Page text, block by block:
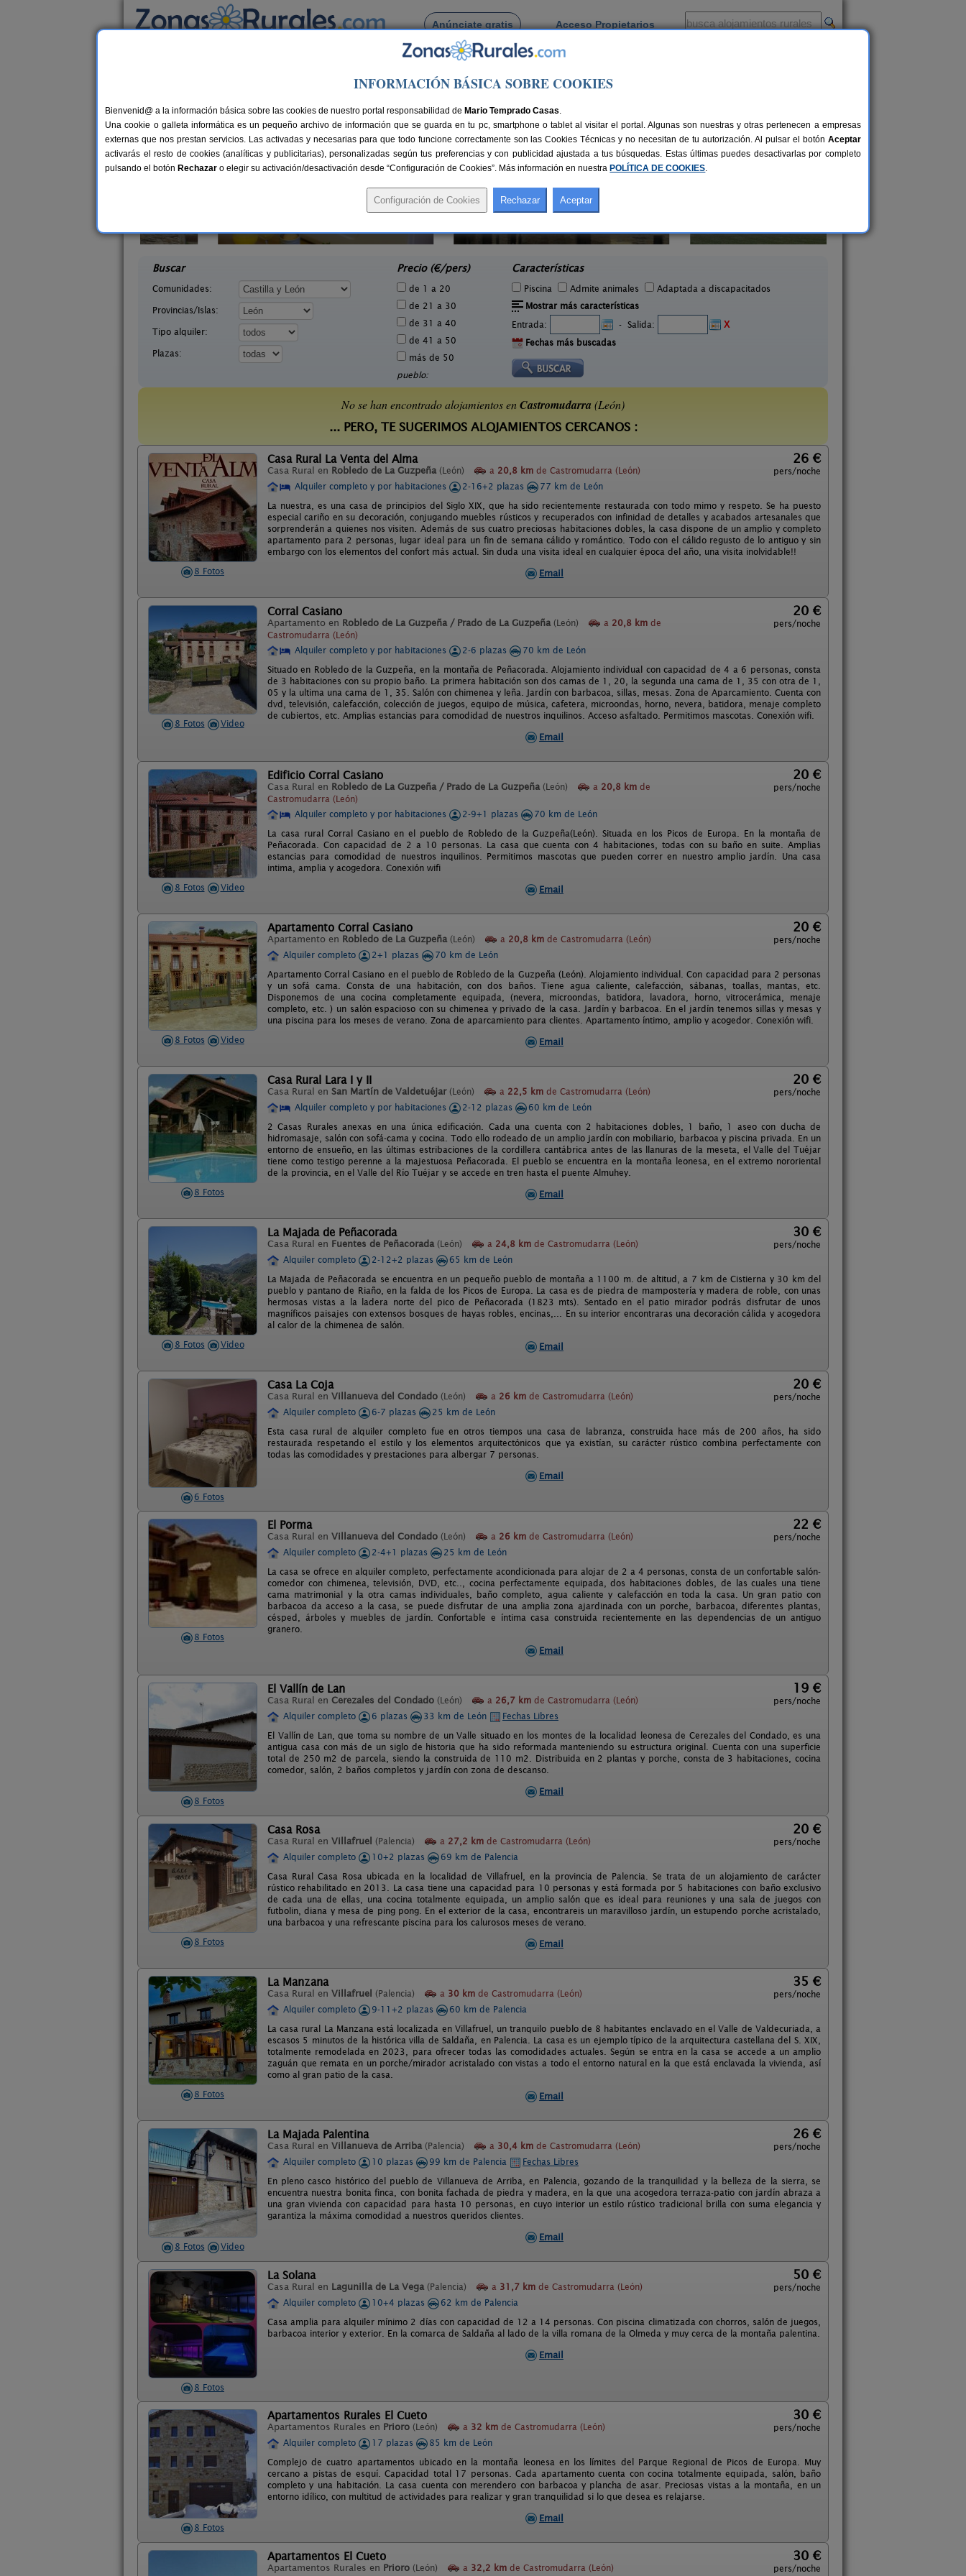
Anúnciate gratis Acceso Propietarios
Busca por pueblo
> Castromudarra
Casas Rurales cerca de Castromudarra
36 €
El Candil
Buscar
Comunidades:
Provincias/Islas:
Tipo alquiler:
Plazas:
Precio (€/pers)
de 1 a 20
de 21 a 30
de 31 a 40
de 41 a 50
más de 50
pueblo:
Características
Piscina Admite animales
Adaptada a discapacitados
Mostrar más características
Entrada:
- Salida:
X
Fechas más buscadas
No se han encontrado alojamientos enCastromudarra (León)
... PERO, TE SUGERIMOS ALOJAMIENTOS CERCANOS :
8 Fotos
Casa Rural La Venta del Alma
Casa Rural en Robledo de La Guzpeña (León) a 20,8 km de Castromudarra (León)
26 €
pers/noche
Alquiler completo y por habitaciones
2-16+2 plazas
77 km de León
La nuestra, es una casa de principios del Siglo XIX, que ha sido recientemente restaurada con todo mimo y respeto. Se ha puesto
especial cariño en su decoración, conjugando muebles rústicos y recuperados con infinidad de detalles y acabados artesanales que
sorprenderán a quienes nos visiten. Además de sus cuatro preciosas habitaciones dobles, la casa dispone de un amplio y completo
apartamento para 2 personas, lugar ideal para un fin de semana cálido y romántico. Todo con el cálido regusto de lo antiguo y sin
embargo con los elementos del confort más actual. Sin duda una visita ideal en cualquier época del año, una visita inolvidable!!
Email
8 Fotos Video
Corral Casiano
Apartamento en Robledo de La Guzpeña / Prado de La Guzpeña (León) a 20,8 km de
Castromudarra (León)
20 €
pers/noche
Alquiler completo y por habitaciones 2-6 plazas
70 km de León
Situado en Robledo de la Guzpeña, en la montaña de Peñacorada. Alojamiento individual con capacidad de 4 a 6 personas, consta
de 3 habitaciones con su propio baño. La primera habitación son dos camas de 1, 20, la segunda una cama de 1, 35 con otra de 1,
05 y la ultima una cama de 1, 35. Salón con chimenea y leña. Jardín con barbacoa, sillas, mesas. Zona de Aparcamiento. Cuenta con
dvd, televisión, calefacción, colección de juegos, equipo de música, cafetera, microondas, horno, nevera, batidora, menaje completo
de cubiertos, etc. Amplias estancias para comodidad de nuestros inquilinos. Acceso asfaltado. Permitimos mascotas. Conexión wifi.
Email
8 Fotos Video
Edificio Corral Casiano
Casa Rural en Robledo de La Guzpeña / Prado de La Guzpeña (León) a 20,8 km de
Castromudarra (León)
20 €
pers/noche
Alquiler completo y por habitaciones 2-9+1 plazas
70 km de León
La casa rural Corral Casiano en el pueblo de Robledo de la Guzpeña(León). Situada en los Picos de Europa. En la montaña de
Peñacorada. Con capacidad de 2 a 10 personas. La casa que cuenta con 4 habitaciones, todas con su baño en suite. Amplias
estancias para comodidad de nuestros inquilinos. Permitimos mascotas que pueden correr en nuestro amplio jardín. Una casa
intima, amplia y acogedora. Conexión wifi
Email
8 Fotos Video
Apartamento Corral Casiano
Apartamento en Robledo de La Guzpeña (León) a 20,8 km de Castromudarra (León)
20 €
pers/noche
Alquiler completo
2+1 plazas
70 km de León
Apartamento Corral Casiano en el pueblo de Robledo de la Guzpeña (León). Alojamiento individual. Con capacidad para 2 personas
y un sofá cama. Consta de una habitación, con dos baños. Tiene agua caliente, calefacción, sábanas, toallas, mantas, etc.
Disponemos de una cocina completamente equipada, (nevera, microondas, batidora, lavadora, horno, vitrocerámica, menaje
completo, etc. ) un salón espacioso con su chimenea y privado de la casa. Jardín y barbacoa. En el jardín tenemos sillas y mesas y
una piscina para los meses de verano. Zona de aparcamiento para clientes. Apartamento íntimo, amplio y acogedor. Conexión wifi.
Email
8 Fotos
Casa Rural Lara I y II
Casa Rural en San Martín de Valdetuéjar (León) a 22,5 km de Castromudarra (León)
20 €
pers/noche
Alquiler completo y por habitaciones
2-12 plazas
60 km de León
2 Casas Rurales anexas en una única edificación. Cada una cuenta con 2 habitaciones dobles, 1 baño, 1 aseo con ducha de
hidromasaje, salón con sofá-cama y cocina. Todo ello rodeado de un amplio jardín con mobiliario, barbacoa y piscina privada. En un
entorno de ensueño, en las últimas estribaciones de la cordillera cantábrica antes de las llanuras de la meseta, el Valle del Tuéjar
tiene como testigo perenne a la majestuosa Peñacorada. El pueblo se encuentra en la montaña leonesa, en el extremo nororiental
de la provincia, en el Valle del Río Tuéjar y se accede en tren hasta el puente Almuhey.
Email
8 Fotos Video
La Majada de Peñacorada
Casa Rural en Fuentes de Peñacorada (León) a 24,8 km de Castromudarra (León)
30 €
pers/noche
Alquiler completo
2-12+2 plazas
65 km de León
La Majada de Peñacorada se encuentra en un pequeño pueblo de montaña a 1100 m. de altitud, a 7 km de Cistierna y 30 km del
pueblo y pantano de Riaño, en la falda de los Picos de Europa. La casa es de piedra de mampostería y madera de roble, con unas
hermosas vistas a la ladera norte del pico de Peñacorada (1823 mts). Sentado en el patio mirador podrás disfrutar de unos
magníficos paisajes con extensos bosques de hayas robles, encinas,... En su interior encontraras una decoración cálida y acogedora
al calor de la chimenea de salón.
Email
6 Fotos
Casa La Coja
Casa Rural en Villanueva del Condado (León) a 26 km de Castromudarra (León)
20 €
pers/noche
Alquiler completo
6-7 plazas
25 km de León
Esta casa rural de alquiler completo fue en otros tiempos una casa de labranza, construida hace más de 200 años, ha sido
restaurada respetando el estilo y los elementos arquitectónicos que ya existían, su carácter rústico combina perfectamente con
todas las comodidades y prestaciones para albergar 7 personas.
Email
8 Fotos
El Porma
Casa Rural en Villanueva del Condado (León) a 26 km de Castromudarra (León)
22 €
pers/noche
Alquiler completo
2-4+1 plazas
25 km de León
La casa se ofrece en alquiler completo, perfectamente acondicionada para alojar de 2 a 4 personas, consta de un confortable salón-
comedor con chimenea, televisión, DVD, etc.., cocina perfectamente equipada, dos habitaciones dobles, de las cuales una tiene
cama matrimonial y la otra camas individuales, baño completo, agua caliente y calefacción en toda la casa. Un gran patio con
barbacoa da acceso a la casa, se puede disfrutar de una amplia zona ajardinada con un porche, barbacoa, diferentes plantas,
césped, árboles y muebles de jardín. Confortable e íntima casa construida recientemente en las dependencias de un antiguo
granero.
Email
8 Fotos
El Vallín de Lan
Casa Rural en Cerezales del Condado (León) a 26,7 km de Castromudarra (León)
19 €
pers/noche
Alquiler completo
6 plazas 33 km de León
Fechas Libres
El Vallín de Lan, que toma su nombre de un Valle situado en los montes de la localidad leonesa de Cerezales del Condado, es una
antigua casa con más de un siglo de historia que ha sido reformada manteniendo su estructura original. Cuenta con una superficie
total de 250 m2 de parcela, siendo la construida de 110 m2. Distribuida en 2 plantas y porche, consta de 3 habitaciones, cocina
comedor, salón, 2 baños completos y jardín con zona de descanso.
Email
8 Fotos
Casa Rosa
Casa Rural en Villafruel (Palencia) a 27,2 km de Castromudarra (León)
20 €
pers/noche
Alquiler completo
10+2 plazas
69 km de Palencia
Casa Rural Casa Rosa ubicada en la localidad de Villafruel, en la provincia de Palencia. Se trata de un alojamiento de carácter
rústico rehabilitado en 2013. La casa tiene una capacidad para 10 personas y está formada por 5 habitaciones con baño exclusivo
de cada una de ellas, una cocina totalmente equipada, un amplio salón que es ideal para reuniones y una sala de juegos con
futbolin, diana y mesa de ping pong. En el exterior de la casa, encontrareis un maravilloso jardín, un estupendo porche acristalado,
una barbacoa y una refrescante piscina para los calurosos meses de verano.
Email
8 Fotos
La Manzana
Casa Rural en Villafruel (Palencia) a 30 km de Castromudarra (León)
35 €
pers/noche
Alquiler completo
9-11+2 plazas
60 km de Palencia
La casa rural La Manzana está localizada en Villafruel, un tranquilo pueblo de 8 habitantes enclavado en el Valle de Valdecuriada, a
escasos 5 minutos de la histórica villa de Saldaña, en Palencia. La casa es un ejemplo típico de la arquitectura castellana del S. XIX,
totalmente remodelada en 2023, para ofrecer todas las comodidades actuales. Según se entra en la casa se accede a un amplio
zaguán que remata en un porche/mirador acristalado con vistas a todo el entorno natural en la que está enclavada la vivienda, así
como al gran patio de la casa.
Email
8 Fotos Video
La Majada Palentina
Casa Rural en Villanueva de Arriba (Palencia) a 30,4 km de Castromudarra (León)
26 €
pers/noche
Alquiler completo
10 plazas 99 km de Palencia
Fechas Libres
En pleno casco histórico del pueblo de Villanueva de Arriba, en Palencia, gozando de la tranquilidad y la belleza de la sierra, se
encuentra nuestra bonita finca, con bonita fachada de piedra y madera, en la que una acogedora terraza-patio con jardín abraza a
una gran vivienda con capacidad para hasta 10 personas, en cuyo interior un estilo rústico tradicional brilla con suma elegancia y
garantiza la máxima comodidad a nuestros queridos clientes.
Email
8 Fotos
La Solana
Casa Rural en Lagunilla de La Vega (Palencia) a 31,7 km de Castromudarra (León)
50 €
pers/noche
Alquiler completo
10+4 plazas
62 km de Palencia
Casa amplia para alquiler mínimo 2 días con capacidad de 12 a 14 personas. Con piscina climatizada con chorros, salón de juegos,
barbacoa interior y exterior. En la comarca de Saldaña al lado de la villa romana de la Olmeda y muy cerca de la montaña palentina.
Email
8 Fotos
Apartamentos Rurales El Cueto
Apartamentos Rurales en Prioro (León) a 32 km de Castromudarra (León)
30 €
pers/noche
Alquiler completo
17 plazas
85 km de León
Complejo de cuatro apartamentos ubicado en la montaña leonesa en los límites del Parque Regional de Picos de Europa. Muy
cercano a pistas de esquí. Capacidad total 17 personas. Cada apartamento cuenta con cocina totalmente equipada, salón, baño
completo y una habitación. La casa cuenta con merendero con barbacoa y plancha de asar. Preciosas vistas a la montaña, en un
entorno idílico, con multitud de actividades para realizar y gran tranquilidad si lo que desea es relajarse.
Email
Apartamentos El Cueto
Apartamentos Rurales en Prioro (León) a 32,2 km de Castromudarra (León)
30 €
pers/noche
INFORMACIÓN BÁSICA SOBRE COOKIES
Bienvenid@ a la información básica sobre las cookies de nuestro portal responsabilidad de Mario Temprado Casas.
Una cookie o galleta informática es un pequeño archivo de información que se guarda en tu pc, smartphone o tablet al visitar el portal. Algunas son nuestras y otras pertenecen a empresas
externas que nos prestan servicios. Las activadas y necesarias para que todo funcione correctamente son las Cookies Técnicas y no necesitan de tu autorización. Al pulsar el botón Aceptar
activarás el resto de cookies (analíticas y publicitarias), personalizadas según tus preferencias y con publicidad ajustada a tus búsquedas. Estas últimas puedes desactivarlas por completo
pulsando el botón Rechazar o elegir su activación/desactivación desde “Configuración de Cookies”. Más información en nuestra POLÍTICA DE COOKIES.